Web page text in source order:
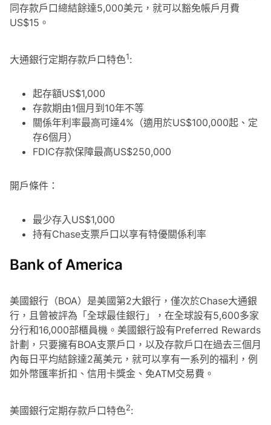
同存款戶口總結餘達5,000美元，就可以豁免帳戶月費
US$15。
大通銀行定期存款戶口特色1:
起存額US$1,000
存款期由1個月到10年不等
關係年利率最高可達4%（適用於US$100,000起、定
存6個月）
FDIC存款保障最高US$250,000
開戶條件：
最少存入US$1,000
持有Chase支票戶口以享有特優關係利率
Bank of America
美國銀行（BOA）是美國第2大銀行，僅次於Chase大通銀
行，且曾被評為「全球最佳銀行」，在全球設有5,600多家
分行和16,000部櫃員機。美國銀行設有Preferred Rewards
計劃，只要擁有BOA支票戶口，以及存款戶口在過去三個月
內每日平均結餘達2萬美元，就可以享有一系列的福利，例
如外幣匯率折扣、信用卡獎金、免ATM交易費。
美國銀行定期存款戶口特色2: